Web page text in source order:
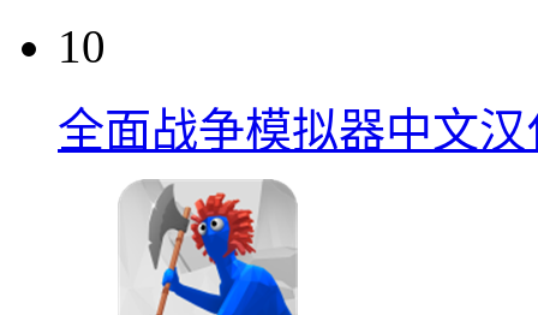
10
全面战争模拟器中文